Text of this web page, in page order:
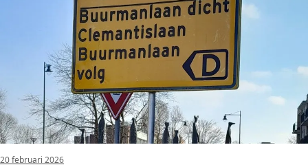
20 februari 2026